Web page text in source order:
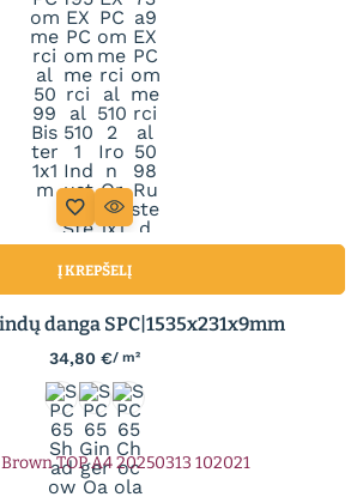
Į KREPŠELĮ
danga SPC|1535x231x9mm
34,80 €/ m²